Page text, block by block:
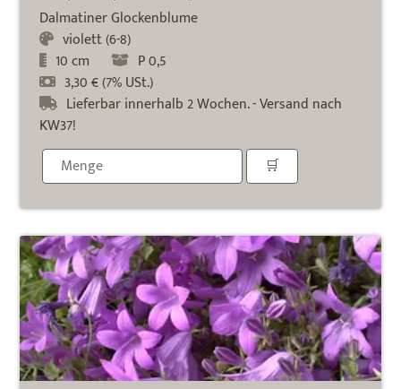
Dalmatiner Glockenblume
violett (6-8)
10 cm
P 0,5
3,30 € (7% USt.)
Lieferbar innerhalb 2 Wochen. - Versand nach
KW37!